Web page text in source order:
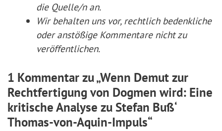
die Quelle/n an.
Wir behalten uns vor, rechtlich bedenkliche
oder anstößige Kommentare nicht zu
veröffentlichen.
1 Kommentar zu „Wenn Demut zur
Rechtfertigung von Dogmen wird: Eine
kritische Analyse zu Stefan Buß‘
Thomas-von-Aquin-Impuls“